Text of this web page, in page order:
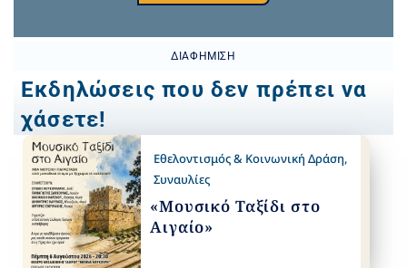
ΔΙΑΦΉΜΙΣΗ
Εκδηλώσεις που δεν πρέπει να
χάσετε!
Εθελοντισμός & Κοινωνική Δράση,
Συναυλίες
«Μουσικό Ταξίδι στο
Αιγαίο»